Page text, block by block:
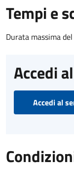
Tempi e
Durata massima
Accedi
Accedi al